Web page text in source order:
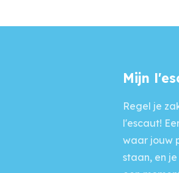
Mijn
Regel je
l'escaut!
waar jouw
staan, en